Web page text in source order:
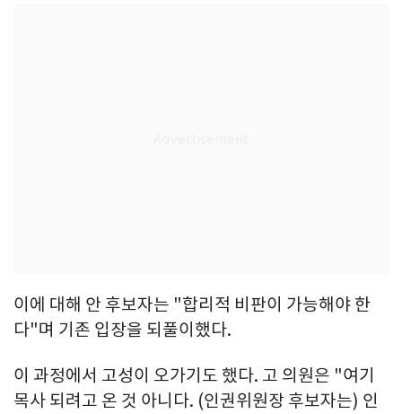
이에 대해 안 후보자는 "합리적 비판이 가능해야 한
다"며 기존 입장을 되풀이했다.
이 과정에서 고성이 오가기도 했다. 고 의원은 "여기
목사 되려고 온 것 아니다. (인권위원장 후보자는) 인